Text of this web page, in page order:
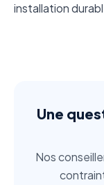
installation
Une
Nos